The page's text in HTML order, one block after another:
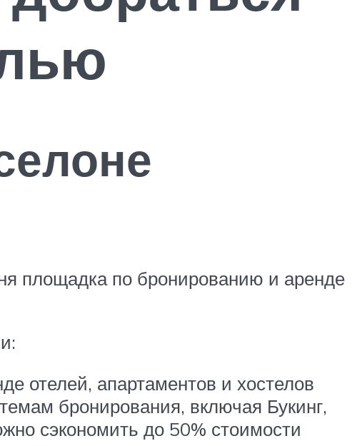
площадка по бронированию и аренде
отелей, апартаментов и хостелов
бронирования, включая Букинг,
сэкономить до 50% стоимости